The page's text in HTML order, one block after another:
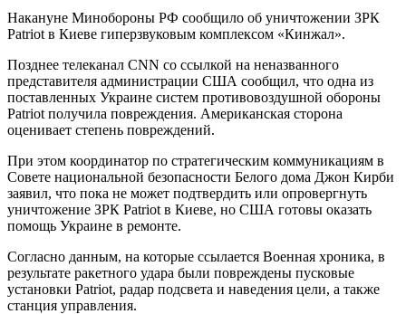
Накануне Минобороны РФ сообщило об уничтожении ЗРК
Patriot в Киеве гиперзвуковым комплексом «Кинжал».
Позднее телеканал CNN со ссылкой на неназванного
представителя администрации США сообщил, что одна из
поставленных Украине систем противовоздушной обороны
Patriot получила повреждения. Американская сторона
оценивает степень повреждений.
При этом координатор по стратегическим коммуникациям в
Совете национальной безопасности Белого дома Джон Кирби
заявил, что пока не может подтвердить или опровергнуть
уничтожение ЗРК Patriot в Киеве, но США готовы оказать
помощь Украине в ремонте.
Согласно данным, на которые ссылается Военная хроника, в
результате ракетного удара были повреждены пусковые
установки Patriot, радар подсвета и наведения цели, а также
станция управления.